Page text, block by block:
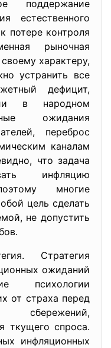
поддержание
естественного
потере контроля
рыночная
характеру,
устранить все
дефицит,
в народном
ожидания
переброс
каналам
что задача
инфляцию
многие
цель сделать
не допустить
Стратегия
ожиданий
психологии
от страха перед
ткущего спроса.
инфляционных